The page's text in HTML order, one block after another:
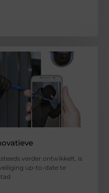
verder ontwikkelt, is
up-to-date te